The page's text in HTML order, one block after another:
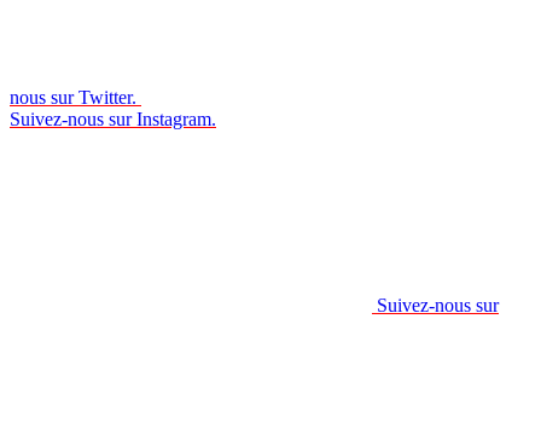
nous sur Twitter.
Suivez-nous sur Instagram.
Suivez-nous sur